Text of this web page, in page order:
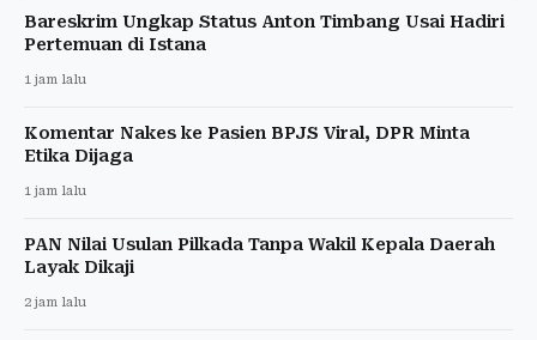
Bareskrim Ungkap Status Anton Timbang Usai Hadiri
Pertemuan di Istana
1 jam lalu
Komentar Nakes ke Pasien BPJS Viral, DPR Minta
Etika Dijaga
1 jam lalu
PAN Nilai Usulan Pilkada Tanpa Wakil Kepala Daerah
Layak Dikaji
2 jam lalu